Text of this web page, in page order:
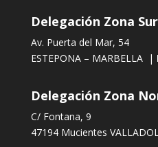
Delegación Zona Sur
Av. Puerta del Mar, 54
ESTEPONA – MARBELLA |
Delegación Zona
C/ Fontana, 9
47194 Mucientes